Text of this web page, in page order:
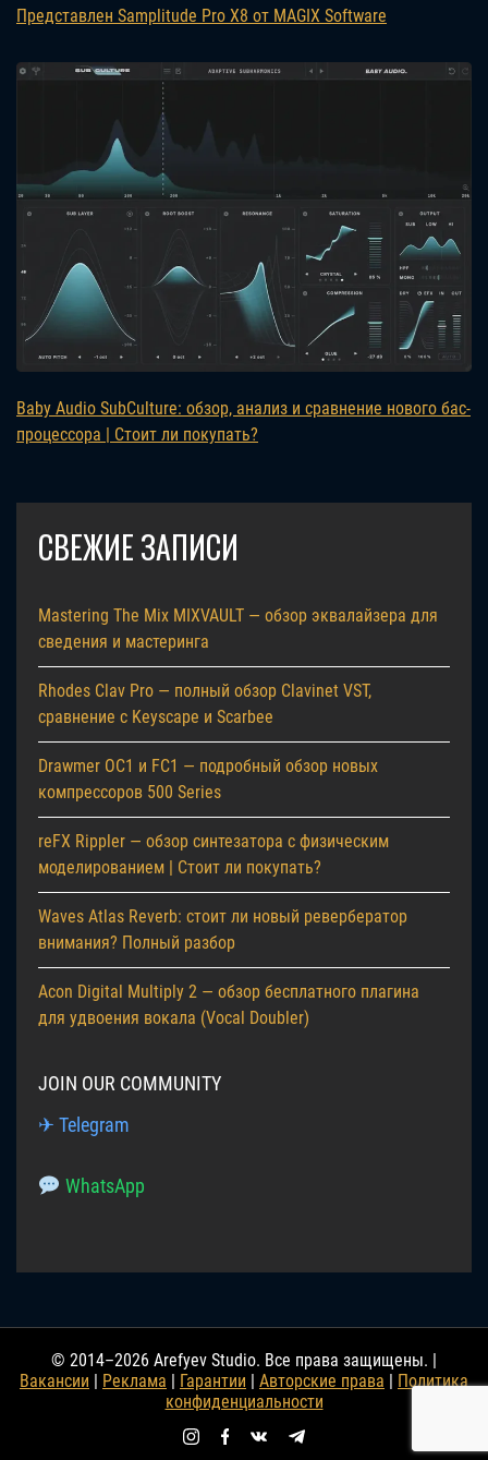
Представлен Samplitude Pro X8 от MAGIX Software
Baby Audio SubCulture: обзор, анализ и сравнение нового бас-
процессора | Стоит ли покупать?
СВЕЖИЕ ЗАПИСИ
Mastering The Mix MIXVAULT — обзор эквалайзера для
сведения и мастеринга
Rhodes Clav Pro — полный обзор Clavinet VST,
сравнение с Keyscape и Scarbee
Drawmer OC1 и FC1 — подробный обзор новых
компрессоров 500 Series
reFX Rippler — обзор синтезатора с физическим
моделированием | Стоит ли покупать?
Waves Atlas Reverb: стоит ли новый ревербератор
внимания? Полный разбор
Acon Digital Multiply 2 — обзор бесплатного плагина
для удвоения вокала (Vocal Doubler)
JOIN OUR COMMUNITY
✈ Telegram
WhatsApp
© 2014–2026 Arefyev Studio. Все права защищены. |
Вакансии
Реклама Гарантии Авторские права
Политика
конфиденциальности